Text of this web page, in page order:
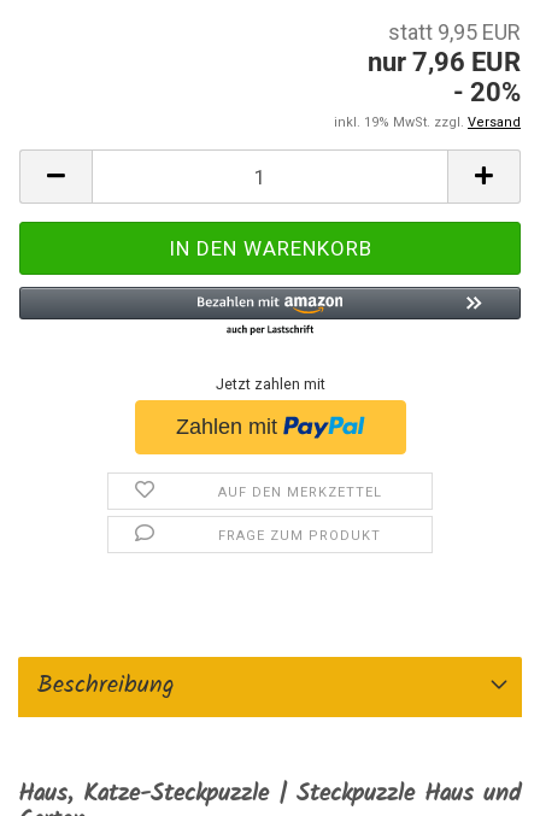
statt 9,95 EUR
nur 7,96 EUR
- 20%
inkl. 19% MwSt. zzgl. Versand
Jetzt zahlen mit
AUF DEN MERKZETTEL
FRAGE ZUM PRODUKT
Beschreibung
Haus, Katze-Steckpuzzle | Steckpuzzle Haus und